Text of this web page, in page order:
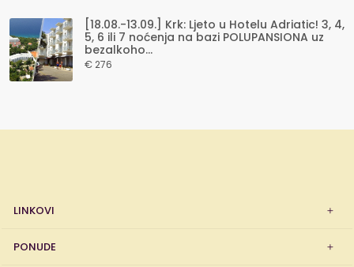
[18.08.-13.09.] Krk: Ljeto u Hotelu Adriatic! 3, 4,
5, 6 ili 7 noćenja na bazi POLUPANSIONA uz
bezalkoho...
€ 276
LINKOVI
PONUDE